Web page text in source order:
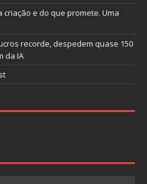
criação e do que promete. Uma
recorde, despedem quase 150
da IA